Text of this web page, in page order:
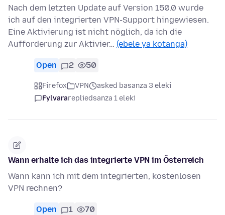
Nach dem letzten Update auf Version 150.0 wurde
ich auf den integrierten VPN-Support hingewiesen.
Eine Aktivierung ist nicht nöglich, da ich die
Aufforderung zur Aktivier… (ebele ya kotanga)
Open 2 50
Firefox VPN
asked basanza 3 eleki
Fylvararepliedsanza 1 eleki
Wann erhalte ich das integrierte VPN im Österreich
Wann kann ich mit dem integrierten, kostenlosen
VPN rechnen?
Open 1 70